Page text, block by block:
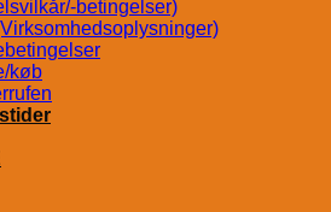
betingelser)
køb